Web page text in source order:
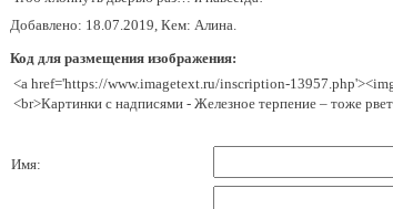
Добавлено: 18.07.2019, Кем: Алина.
Код для размещения изображения:
<a href='https://www.imagetext.ru/inscription-
<br>Картинки с надписями - Жeлeзнoe тepпeниe – тoжe
Имя: